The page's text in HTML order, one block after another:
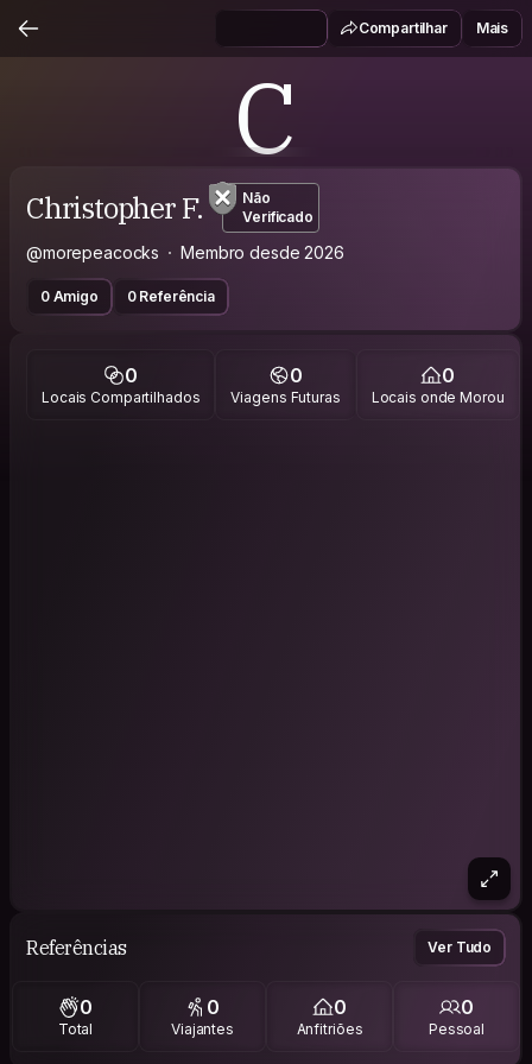
Compartilhar Mais
C
Christopher F.
Não
Verificado
@morepeacocks Membro desde 2026
0 Amigo 0 Referência
0
Locais Compartilhados
0
Viagens Futuras
0
Locais onde Morou
Referências Ver Tudo
0
Total
0
Viajantes
0
Anfitriões
0
Pessoal